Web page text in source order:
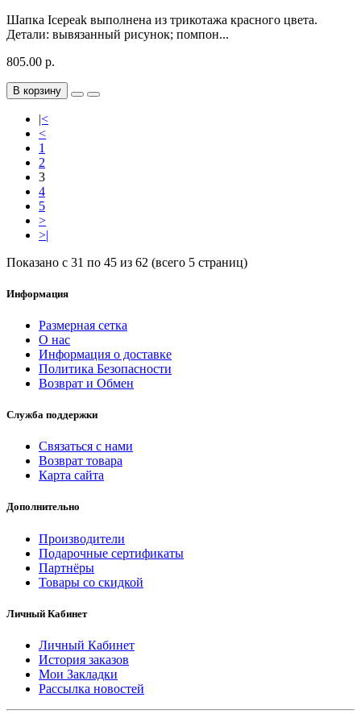
Шапка Icepeak выполнена из трикотажа красного цвета.
Детали: вывязанный рисунок; помпон...
805.00 р.
В корзину
|<
<
1
2
3
4
5
>
>|
Показано с 31 по 45 из 62 (всего 5 страниц)
Информация
Размерная сетка
О нас
Информация о доставке
Политика Безопасности
Возврат и Обмен
Служба поддержки
Связаться с нами
Возврат товара
Карта сайта
Дополнительно
Производители
Подарочные сертификаты
Партнёры
Товары со скидкой
Личный Кабинет
Личный Кабинет
История заказов
Мои Закладки
Рассылка новостей